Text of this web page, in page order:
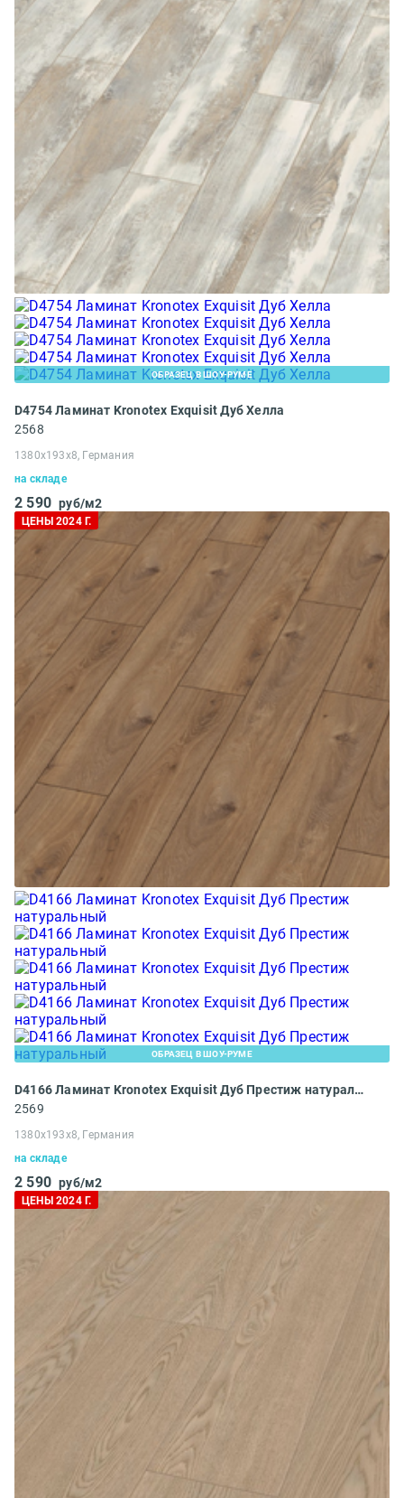
ОБРАЗЕЦ В ШОУ-РУМЕ
D4754 Ламинат Kronotex Exquisit Дуб Хелла
2568
1380x193x8, Германия
на складе
2 590 руб/м2
ОБРАЗЕЦ В ШОУ-РУМЕ
ЦЕНЫ 2024 Г.
D4166 Ламинат Kronotex Exquisit Дуб Престиж натуральный
2569
1380x193x8, Германия
на складе
2 590 руб/м2
ЦЕНЫ 2024 Г.